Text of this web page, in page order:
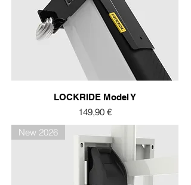
LOCKRIDE Model Y
Prix
149,90 €
New 2026